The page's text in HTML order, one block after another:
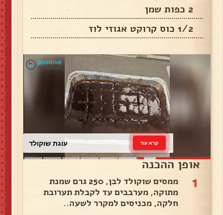
2 כפות שמן
1/2 כוס קרוקט אגוזי לוז
עוגת שוקולד קרא עוד
אופן ההכנה
1
ממסים שוקולד לבן, 250 גרם שמנת
מתוקה, מערבבים עד לקבלת תערובת
חלקה, מכניסים למקרר לשעה..